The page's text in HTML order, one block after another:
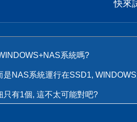
快來
系統嗎?
NAS系統運行在SSD1,
有1個, 這不太可能對吧?